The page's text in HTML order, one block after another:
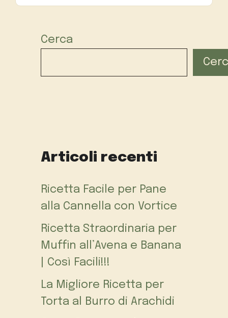
Cerca
Articoli recenti
Ricetta Facile per Pane
alla Cannella con Vortice
Ricetta Straordinaria per
Muffin all’Avena e Banana
| Così Facili!!!
La Migliore Ricetta per
Torta al Burro di Arachidi